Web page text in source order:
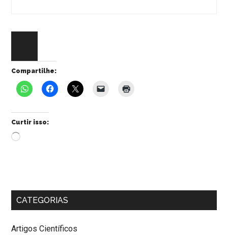
Compartilhe:
Curtir isso:
Carregando...
CATEGORIAS
Artigos Científicos